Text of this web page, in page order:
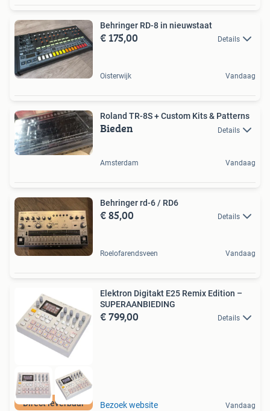
Behringer RD-8 in nieuwstaat
€ 175,00 Details
Oisterwijk Vandaag
Roland TR-8S + Custom Kits & Patterns
Bieden Details
Amsterdam Vandaag
Behringer rd-6 / RD6
€ 85,00 Details
Roelofarendsveen Vandaag
Direct leverbaar
Elektron Digitakt E25 Remix Edition –
SUPERAANBIEDING
€ 799,00 Details
Bezoek website Vandaag